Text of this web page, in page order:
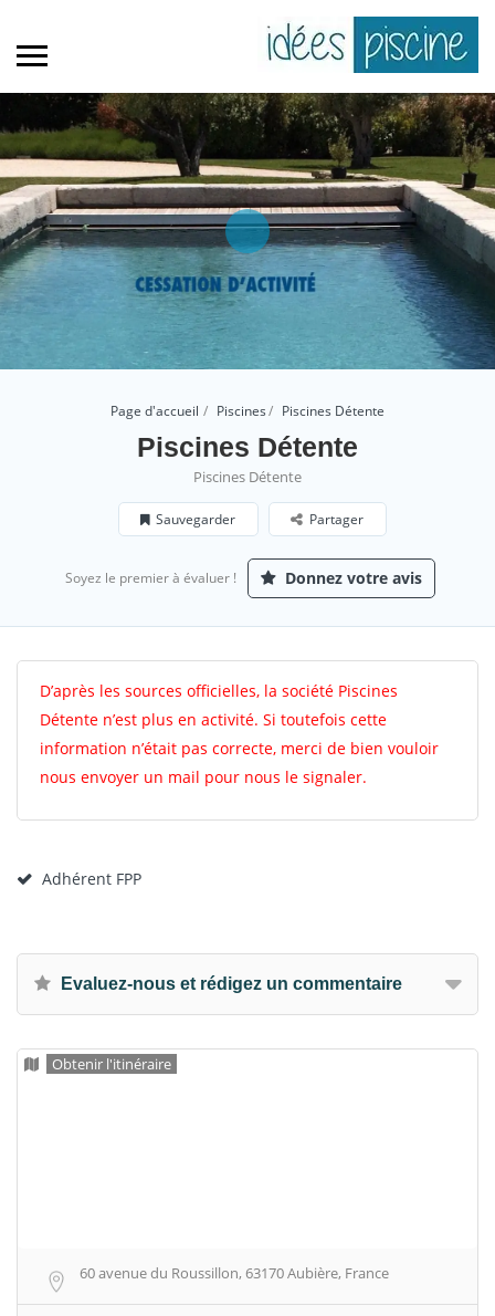
Page d'accueil Piscines Piscines Détente
Piscines Détente
Piscines Détente
Sauvegarder Partager
Soyez le premier à évaluer ! Donnez votre avis
D’après les sources officielles, la société Piscines
Détente n’est plus en activité. Si toutefois cette
information n’était pas correcte, merci de bien vouloir
nous envoyer un mail pour nous le signaler.
Adhérent FPP
Evaluez-nous et rédigez un commentaire
Obtenir l'itinéraire
60 avenue du Roussillon, 63170 Aubière, France